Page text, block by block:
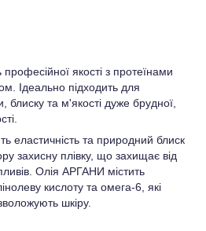
якості з протеїнами
Ідеально підходить для
блиску та м'якості дуже брудної,
еластичність та природний блиск
захисну плівку, що захищає від
Олія АРГАНИ містить
кислоту та омега-6, які
шкіру.